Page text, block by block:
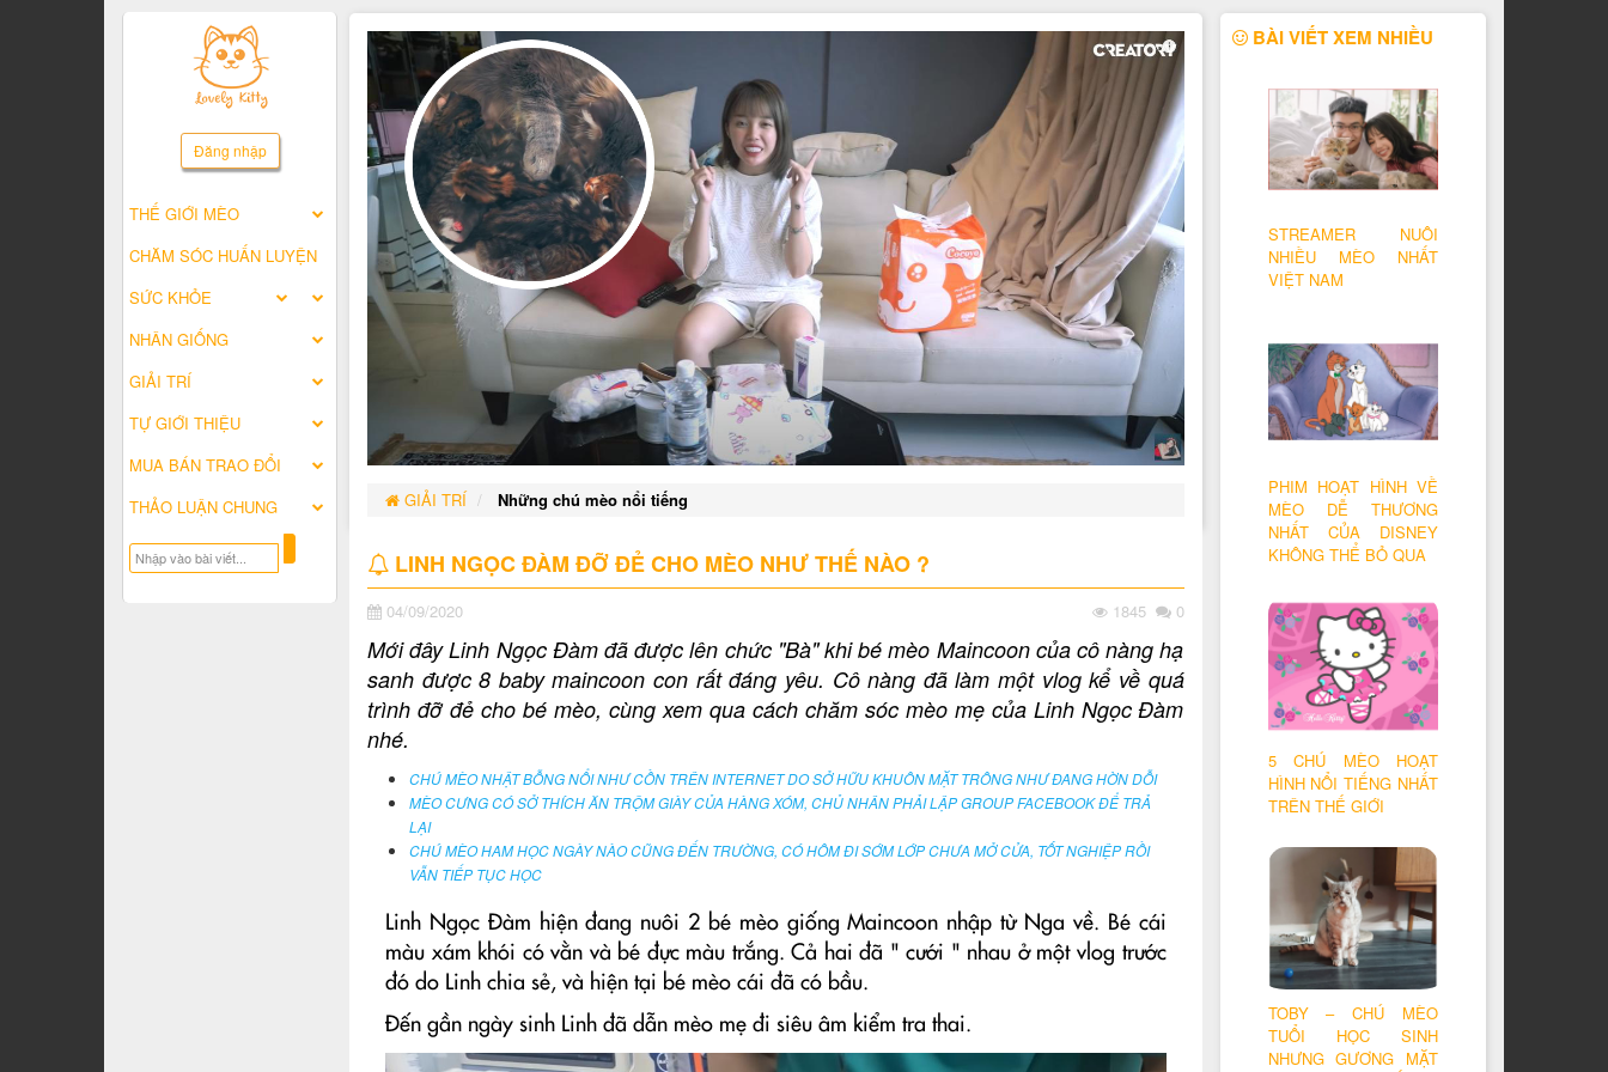
Đăng nhập
THẾ GIỚI MÈO
CHĂM SÓC HUẤN LUYỆN
SỨC KHỎE
NHÂN GIỐNG
GIẢI TRÍ
TỰ GIỚI THIỆU
MUA BÁN TRAO ĐỔI
THẢO LUẬN CHUNG
GIẢI TRÍ Những chú mèo nổi tiếng
LINH NGỌC ĐÀM ĐỠ ĐẺ CHO MÈO NHƯ THẾ NÀO ?
04/09/2020 1845 0
Mới đây Linh Ngọc Đàm đã được lên chức "Bà" khi bé mèo Maincoon của cô nàng hạ
sanh được 8 baby maincoon con rất đáng yêu. Cô nàng đã làm một vlog kể về quá
trình đỡ đẻ cho bé mèo, cùng xem qua cách chăm sóc mèo mẹ của Linh Ngọc Đàm
nhé.
CHÚ MÈO NHẬT BỖNG NỔI NHƯ CỒN TRÊN INTERNET DO SỞ HỮU KHUÔN MẶT TRÔNG NHƯ ĐANG HỜN DỖI
MÈO CƯNG CÓ SỞ THÍCH ĂN TRỘM GIÀY CỦA HÀNG XÓM, CHỦ NHÂN PHẢI LẬP GROUP FACEBOOK ĐỂ TRẢ
LẠI
CHÚ MÈO HAM HỌC NGÀY NÀO CŨNG ĐẾN TRƯỜNG, CÓ HÔM ĐI SỚM LỚP CHƯA MỞ CỬA, TỐT NGHIỆP RỒI
VẪN TIẾP TỤC HỌC
Linh Ngọc Đàm hiện đang nuôi 2 bé mèo giống Maincoon nhập từ Nga về. Bé cái
màu xám khói có vằn và bé đực màu trắng. Cả hai đã " cưới " nhau ở một vlog trước
đó do Linh chia sẻ, và hiện tại bé mèo cái đã có bầu.
Đến gần ngày sinh Linh đã dẫn mèo mẹ đi siêu âm kiểm tra thai.
BÀI VIẾT XEM NHIỀU
STREAMER NUÔI
NHIỀU MÈO NHẤT
VIỆT NAM
PHIM HOẠT HÌNH VỀ
MÈO DỄ THƯƠNG
NHẤT CỦA DISNEY
KHÔNG THỂ BỎ QUA
5 CHÚ MÈO HOẠT
HÌNH NỔI TIẾNG NHẤT
TRÊN THẾ GIỚI
TOBY – CHÚ MÈO
TUỔI HỌC SINH
NHƯNG GƯƠNG MẶT